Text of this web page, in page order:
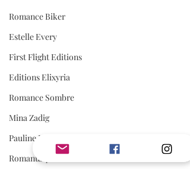
Romance Biker
Estelle Every
First Flight Editions
Editions Elixyria
Romance Sombre
Mina Zadig
Pauline Libersart
Romantasy